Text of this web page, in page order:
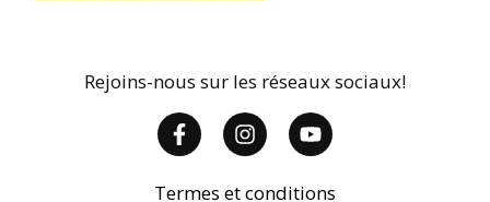
Rejoins-nous sur les réseaux sociaux!
Termes et conditions